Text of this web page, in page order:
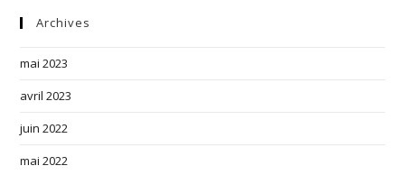
Archives
mai 2023
avril 2023
juin 2022
mai 2022